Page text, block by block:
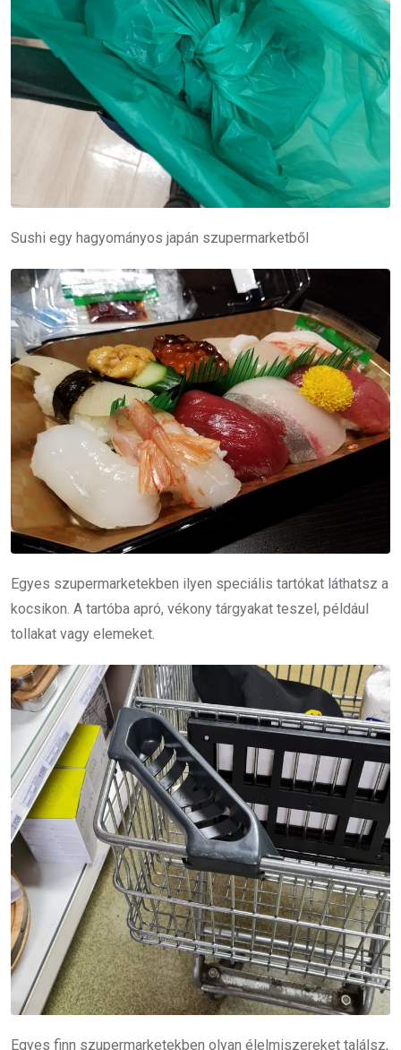
Sushi egy hagyományos japán szupermarketből
Egyes szupermarketekben ilyen speciális tartókat láthatsz a
kocsikon. A tartóba apró, vékony tárgyakat teszel, például
tollakat vagy elemeket.
Egyes finn szupermarketekben olyan élelmiszereket találsz,